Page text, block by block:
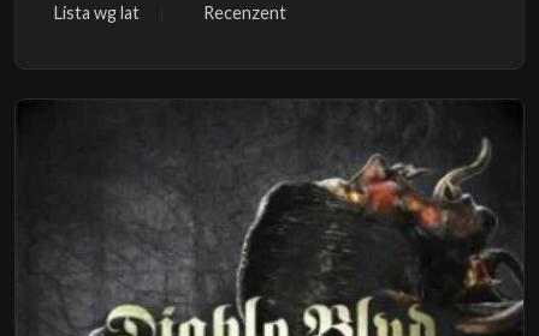
Lista wg lat
Recenzent